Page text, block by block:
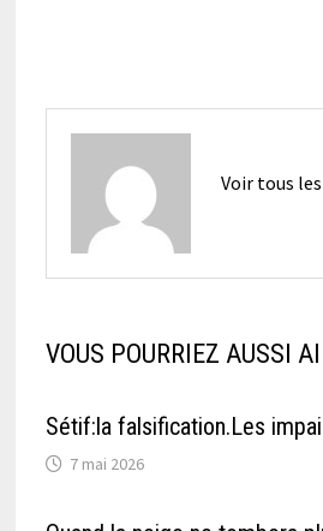
Voir tous
VOUS POURRIEZ AUSSI
Sétif:la falsification.Les
7 mai 2026